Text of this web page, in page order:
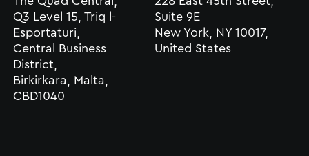
Q3 Level 15, Triq l-
Esportaturi,
Central Business
District,
Birkirkara, Malta,
CBD1040
Suite 9E
New York, NY 10017,
United States